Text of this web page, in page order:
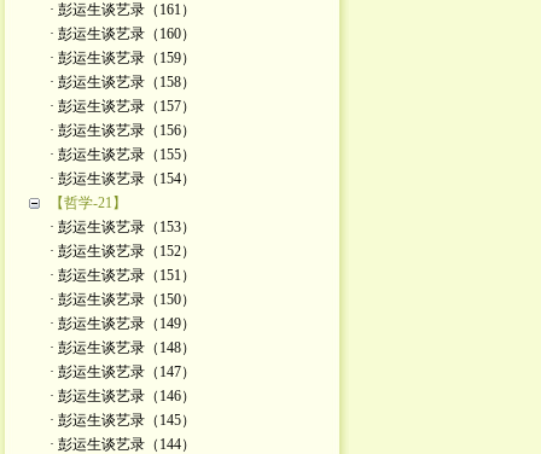
· 彭运生谈艺录（161）
· 彭运生谈艺录（160）
· 彭运生谈艺录（159）
· 彭运生谈艺录（158）
· 彭运生谈艺录（157）
· 彭运生谈艺录（156）
· 彭运生谈艺录（155）
· 彭运生谈艺录（154）
【哲学-21】
· 彭运生谈艺录（153）
· 彭运生谈艺录（152）
· 彭运生谈艺录（151）
· 彭运生谈艺录（150）
· 彭运生谈艺录（149）
· 彭运生谈艺录（148）
· 彭运生谈艺录（147）
· 彭运生谈艺录（146）
· 彭运生谈艺录（145）
· 彭运生谈艺录（144）